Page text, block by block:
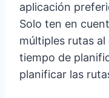
aplicación
Solo ten en
múltiples rutas
tiempo de
planificar las